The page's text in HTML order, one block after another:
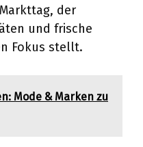
der
und frische
Fokus stellt.
Mode & Marken zu